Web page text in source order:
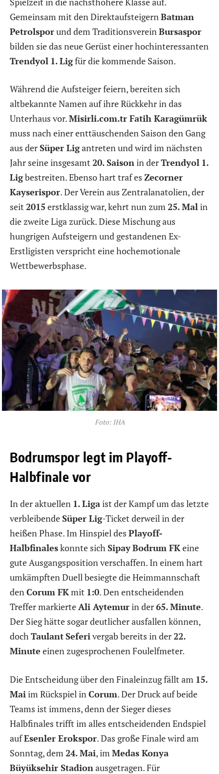
Gemeinsam mit den Direktaufsteigern Batman
Petrolsporund dem Traditionsverein Bursaspor
bilden sie das neue Gerüst einer hochinteressanten
Trendyol 1. Ligfür die kommende Saison.
Während die Aufsteiger feiern, bereiten sich
altbekannte Namen auf ihre Rückkehr in das
Unterhaus vor.Misirli.com.tr Fatih Karagümrük
muss nach einer enttäuschenden Saison den Gang
aus derSüper Ligantreten und wird im nächsten
Jahr seine insgesamt 20. Saisonin derTrendyol 1.
Ligbestreiten. Ebenso hart traf es Zecorner
Kayserispor. Der Verein aus Zentralanatolien, der
seit 2015 erstklassig war, kehrt nun zum 25. Malin
die zweite Liga zurück. Diese Mischung aus
hungrigen Aufsteigern und gestandenen Ex-
Erstligisten verspricht eine hochemotionale
Wettbewerbsphase.
Foto: IHA
Bodrumspor legt im Playoff-
Halbfinale vor
In der aktuellen 1. Ligaist der Kampf um das letzte
verbleibendeSüper Lig-Ticket derweil in der
heißen Phase. Im Hinspiel des Playoff-
Halbfinaleskonnte sichSipayBodrum FKeine
gute Ausgangsposition verschaffen. In einem hart
umkämpften Duell besiegte die Heimmannschaft
denCorum FKmit 1:0. Den entscheidenden
Treffer markierteAli Aytemurin der65. Minute.
Der Sieg hätte sogar deutlicher ausfallen können,
dochTaulantSeferivergab bereits in der22.
Minute einen zugesprochenen Foulelfmeter.
Die Entscheidung über den Finaleinzug fällt am 15.
Mai im Rückspiel in Corum. Der Druck auf beide
Teams ist immens, denn der Sieger dieses
Halbfinales trifft im alles entscheidenden Endspiel
aufEsenler Erokspor. Das große Finale wird am
Sonntag, dem 24. Mai, im Medas Konya
Büyüksehir Stadion ausgetragen. Für